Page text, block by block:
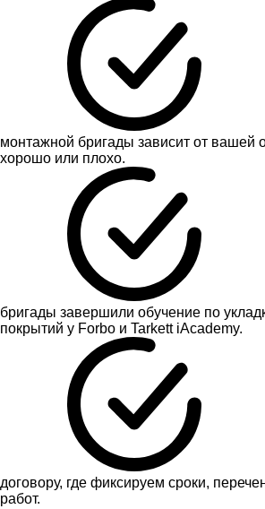
монтажной бригады зависит от вашей
хорошо или плохо.
бригады завершили обучение по
покрытий у Forbo и Tarkett iAcademy.
договору, где фиксируем сроки,
работ.